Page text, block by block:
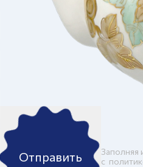
Отправить
Заполняя
c